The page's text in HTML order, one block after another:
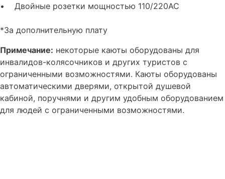
• Двойные розетки мощностью 110/220AC
*За дополнительную плату
Примечание: некоторые каюты оборудованы для
инвалидов-колясочников и других туристов с
ограниченными возможностями. Каюты оборудованы
автоматическими дверями, открытой душевой
кабиной, поручнями и другим удобным оборудованием
для людей с ограниченными возможностями.